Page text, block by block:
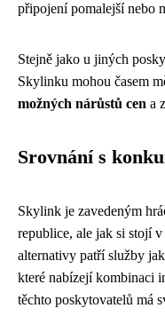
připojení pomalejší nebo
Stejně jako u jiných
Skylinku mohou časem
možných nárůstů cen a
Srovnání s
Skylink je zavedeným
republice, ale jak si stojí
alternativy patří služby
které nabízejí kombinaci
těchto poskytovatelů má